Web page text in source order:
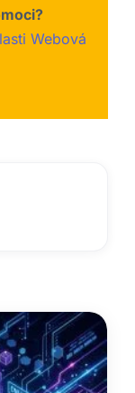
Webová